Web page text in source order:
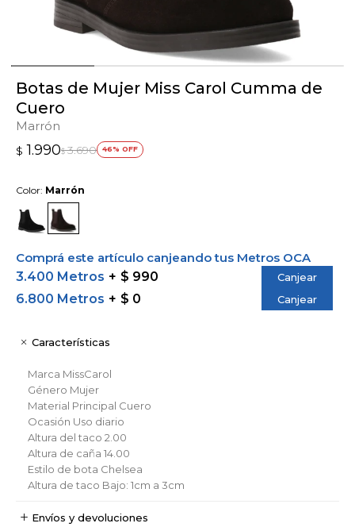
Botas de Mujer Miss Carol Cumma de
Cuero
Marrón
$ 1.990$ 3.690 46
Color: Marrón
Comprá este artículo canjeando tus Metros OCA
3.400 Metros
$ 990 Canjear
6.800 Metros $ 0 Canjear
Características
Marca MissCarol
Género Mujer
Material Principal Cuero
Ocasión Uso diario
Altura del taco 2.00
Altura de caña 14.00
Estilo de bota Chelsea
Altura de taco Bajo: 1cm a 3cm
Envíos y devoluciones